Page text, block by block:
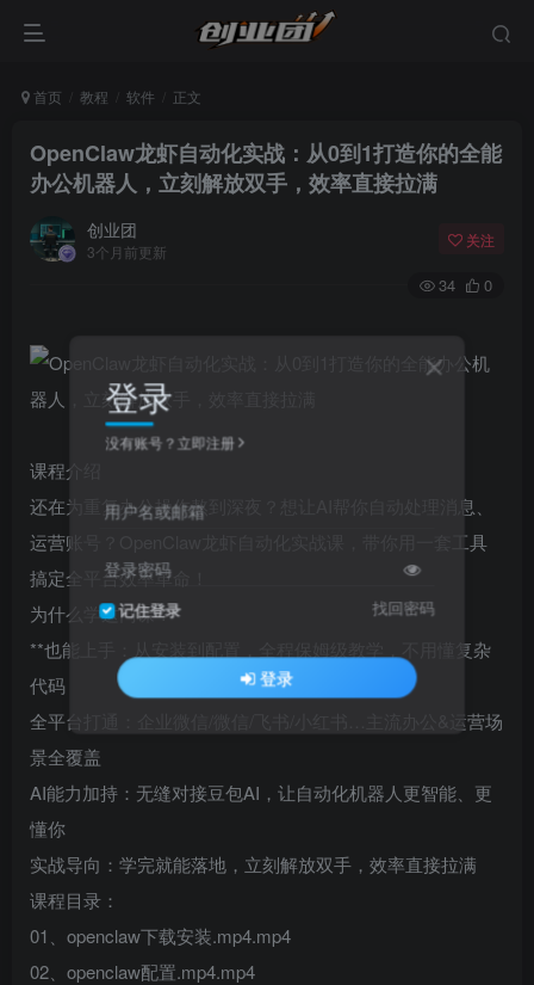
首页 教程 软件 正文
OpenClaw龙虾自动化实战：从0到1打造你的全能
办公机器人，立刻解放双手，效率直接拉满
创业团
3个月前更新
关注
34 0
课程介绍
还在为重复办公操作熬到深夜？想让AI帮你自动处理消息、
运营账号？OpenClaw龙虾自动化实战课，带你用一套工具
搞定全平台效率革命！
为什么学这门课？
**也能上手：从安装到配置，全程保姆级教学，不用懂复杂
代码
全平台打通：企业微信/微信/飞书/小红书…主流办公&运营场
景全覆盖
AI能力加持：无缝对接豆包AI，让自动化机器人更智能、更
懂你
实战导向：学完就能落地，立刻解放双手，效率直接拉满
课程目录：
01、openclaw下载安装.mp4.mp4
02、openclaw配置.mp4.mp4
登录
没有账号？立即注册
用户名或邮箱
登录密码
记住登录 找回密码
登录